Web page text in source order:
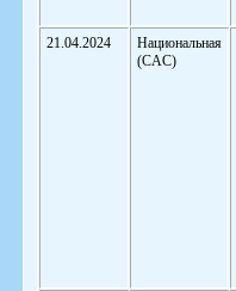
21.04.2024
Национальная
(CAC)